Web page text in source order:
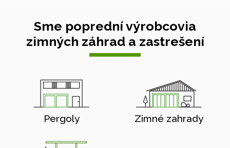
Sme poprední výrobcovia
zimných záhrad a zastrešení
Pergoly Zimné zahrady